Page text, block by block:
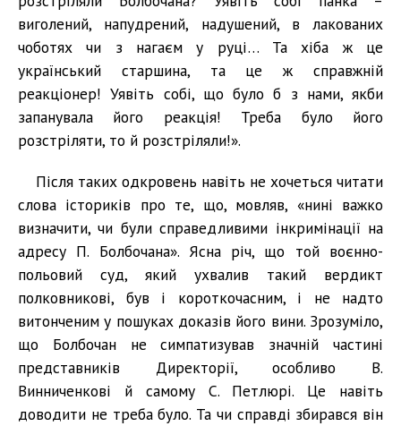
виголений, напудрений, надушений, в лакованих
чоботях чи з нагаєм у руці… Та хіба ж це
український старшина, та це ж справжній
реакціонер! Уявіть собі, що було б з нами, якби
запанувала його реакція! Треба було його
розстріляти, то й розстріляли!».
Після таких одкровень навіть не хочеться читати
слова істориків про те, що, мовляв, «нині важко
визначити, чи були справедливими інкримінації на
адресу П. Болбочана». Ясна річ, що той воєнно-
польовий суд, який ухвалив такий вердикт
полковникові, був і короткочасним, і не надто
витонченим у пошуках доказів його вини. Зрозуміло,
що Болбочан не симпатизував значній частині
представників Директорії, особливо В.
Винниченкові й самому С. Петлюрі. Це навіть
доводити не треба було. Та чи справді збирався він